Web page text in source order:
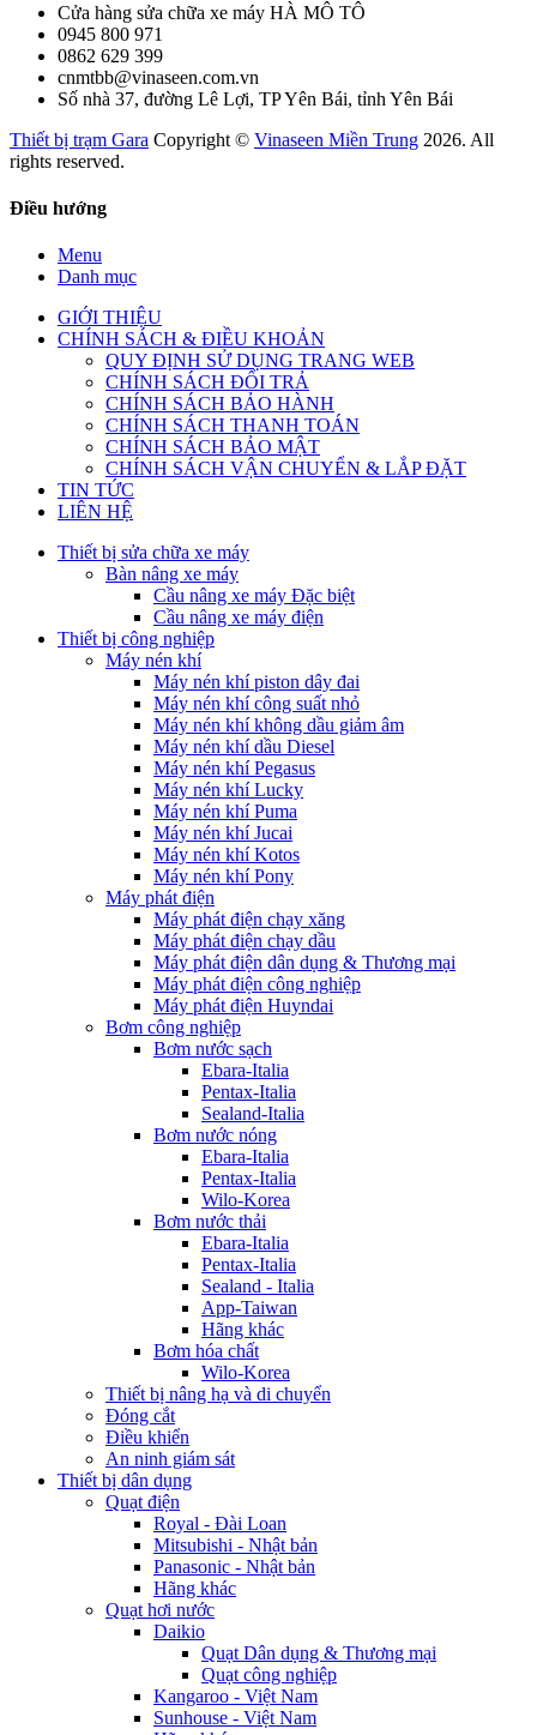
Cửa hàng sửa chữa xe máy HÀ MÔ TÔ
0945 800 971
0862 629 399
cnmtbb@vinaseen.com.vn
Số nhà 37, đường Lê Lợi, TP Yên Bái, tỉnh Yên Bái
Thiết bị trạm Gara Copyright © Vinaseen Miền Trung 2026. All
rights reserved.
Điều hướng
Menu
Danh mục
GIỚI THIỆU
CHÍNH SÁCH & ĐIỀU KHOẢN
QUY ĐỊNH SỬ DỤNG TRANG WEB
CHÍNH SÁCH ĐỔI TRẢ
CHÍNH SÁCH BẢO HÀNH
CHÍNH SÁCH THANH TOÁN
CHÍNH SÁCH BẢO MẬT
CHÍNH SÁCH VẬN CHUYỂN & LẮP ĐẶT
TIN TỨC
LIÊN HỆ
Thiết bị sửa chữa xe máy
Bàn nâng xe máy
Cầu nâng xe máy Đặc biệt
Cầu nâng xe máy điện
Thiết bị công nghiệp
Máy nén khí
Máy nén khí piston dây đai
Máy nén khí công suất nhỏ
Máy nén khí không dầu giảm âm
Máy nén khí dầu Diesel
Máy nén khí Pegasus
Máy nén khí Lucky
Máy nén khí Puma
Máy nén khí Jucai
Máy nén khí Kotos
Máy nén khí Pony
Máy phát điện
Máy phát điện chạy xăng
Máy phát điện chạy dầu
Máy phát điện dân dụng & Thương mại
Máy phát điện công nghiệp
Máy phát điện Huyndai
Bơm công nghiệp
Bơm nước sạch
Ebara-Italia
Pentax-Italia
Sealand-Italia
Bơm nước nóng
Ebara-Italia
Pentax-Italia
Wilo-Korea
Bơm nước thải
Ebara-Italia
Pentax-Italia
Sealand - Italia
App-Taiwan
Hãng khác
Bơm hóa chất
Wilo-Korea
Thiết bị nâng hạ và di chuyển
Đóng cắt
Điều khiển
An ninh giám sát
Thiết bị dân dụng
Quạt điện
Royal - Đài Loan
Mitsubishi - Nhật bản
Panasonic - Nhật bản
Hãng khác
Quạt hơi nước
Daikio
Quạt Dân dụng & Thương mại
Quạt công nghiệp
Kangaroo - Việt Nam
Sunhouse - Việt Nam